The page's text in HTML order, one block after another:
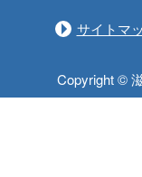
サイトマ
Copyright ©